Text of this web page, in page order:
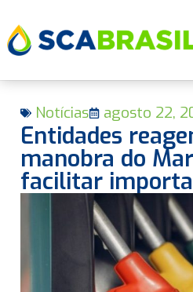
Notícias agosto 22,
Entidades
manobra do
facilitar